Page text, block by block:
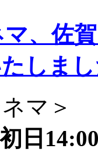
、佐
しま
マ＞
日